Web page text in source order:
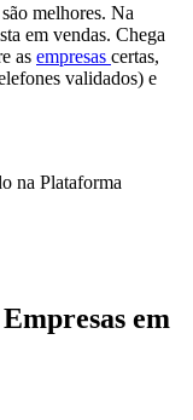
melhores. Na
em vendas. Chega
as empresas certas,
validados) e
na Plataforma
em